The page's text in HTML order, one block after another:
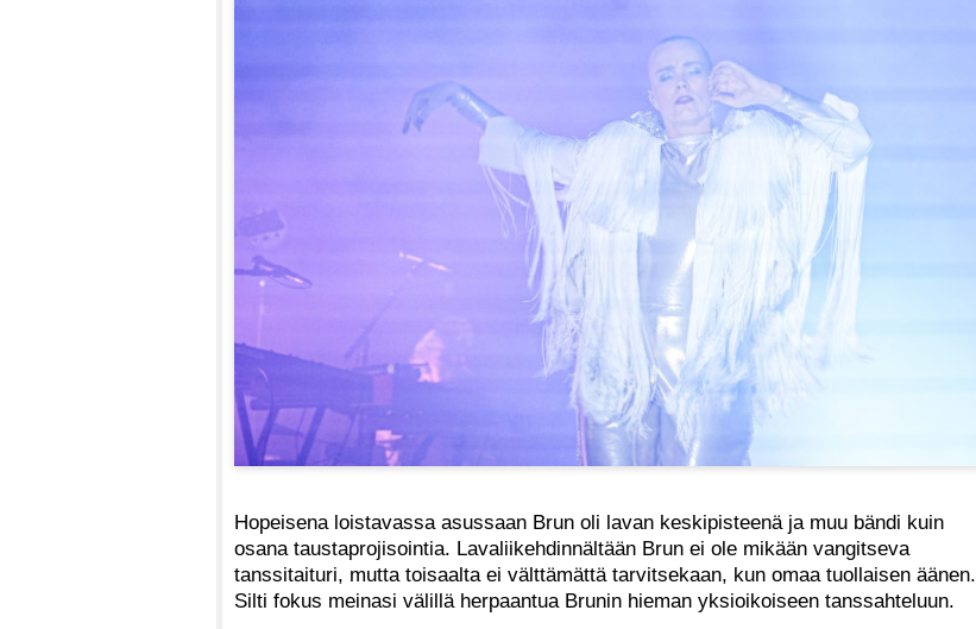
Hopeisena loistavassa asussaan Brun oli lavan keskipisteenä ja muu bändi kuin
osana taustaprojisointia. Lavaliikehdinnältään Brun ei ole mikään vangitseva
tanssitaituri, mutta toisaalta ei välttämättä tarvitsekaan, kun omaa tuollaisen äänen.
Silti fokus meinasi välillä herpaantua Brunin hieman yksioikoiseen tanssahteluun.